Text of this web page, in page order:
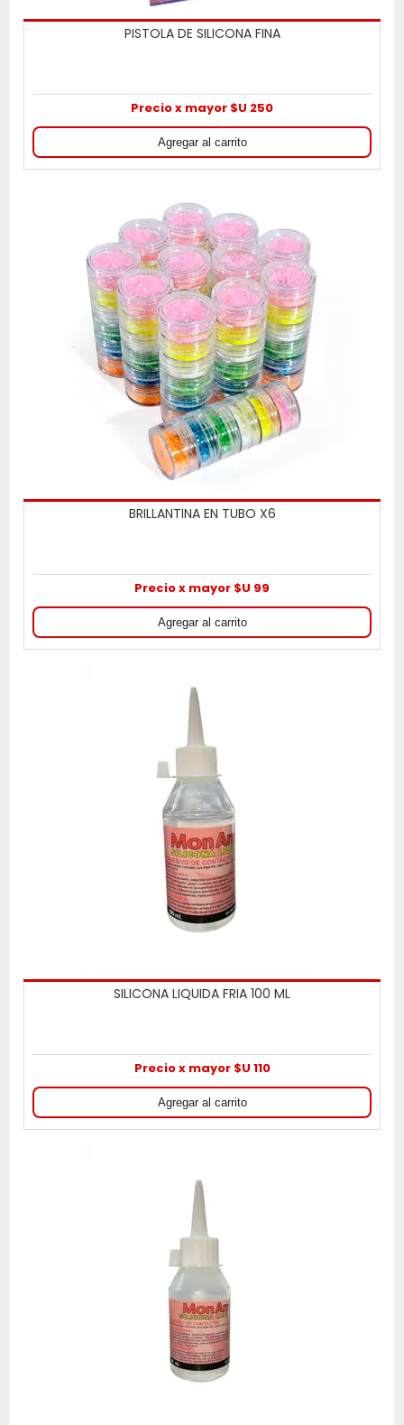
PISTOLA DE SILICONA FINA
Precio x mayor $U 250
BRILLANTINA EN TUBO X6
Precio x mayor $U 99
SILICONA LIQUIDA FRIA 100 ML
Precio x mayor $U 110